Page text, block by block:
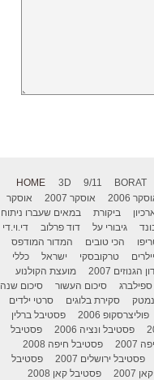
HOME 3D 9/11 BORAT
2006 אוסקר 2007
אוסקר
ביקורת
במאים שעברו ניתוח
גיבורי על דוד פרלוב
די.וי.די
הכי טובים
המדור המודפס
טרקובסקי ישראל
כללי
הגנוזים 2007
מועצת הקולנוע
סיכום העשור
סיכום שנה
סקירת בלוגים
סרטי ילדים
פוליצרסקופ 2006
פסטיבל ברלין
פסטיבל ונציה 2006
פסטיבל
פסטיבל חיפה 2008
פסטיבל ירושלים 2007
פסטיבל
פסטיבל קאן 2008